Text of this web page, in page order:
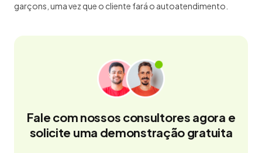
garçons, uma vez que o cliente fará o autoatendimento.
Fale com nossos consultores agora e
solicite uma demonstração gratuita